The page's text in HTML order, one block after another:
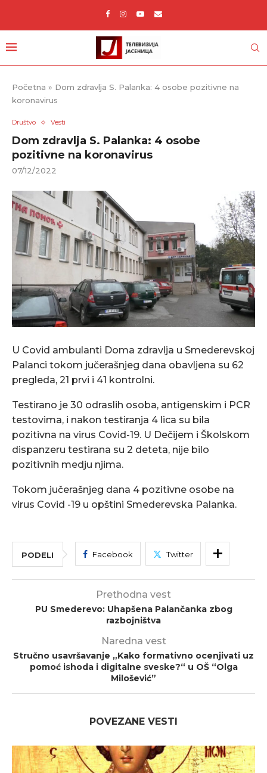
Početna » Dom zdravlja S. Palanka: 4 osobe pozitivne na
koronavirus
Društvo Vesti
Dom zdravlja S. Palanka: 4 osobe
pozitivne na koronavirus
07/12/2022
U Covid ambulanti Doma zdravlja u Smederevskoj
Palanci tokom jučerašnjeg dana obavljena su 62
pregleda, 21 prvi i 41 kontrolni.
Testirano je 30 odraslih osoba, antigenskim i PCR
testovima, i nakon testiranja 4 lica su bila
pozitivna na virus Covid-19. U Dečijem i Školskom
dispanzeru testirana su 2 deteta, nije bilo
pozitivnih medju njima.
Tokom jučerašnjeg dana 4 pozitivne osobe na
virus Covid -19 u opštini Smederevska Palanka.
PODELI Facebook Twitter
Prethodna vest
PU Smederevo: Uhapšena Palančanka zbog
razbojništva
Naredna vest
Stručno usavršavanje „Kako formativno ocenjivati uz
pomoć ishoda i digitalne sveske?“ u OŠ “Olga
Milošević”
POVEZANE VESTI